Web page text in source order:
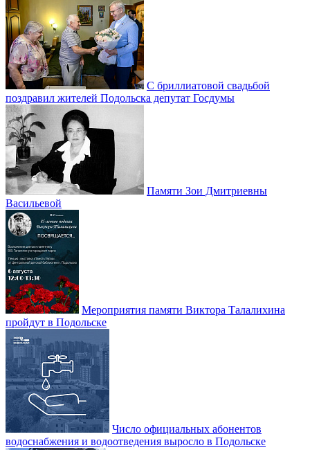
С бриллиатовой свадьбой
поздравил жителей Подольска депутат Госдумы
Памяти Зои Дмитриевны
Васильевой
Мероприятия памяти Виктора Талалихина
пройдут в Подольске
Число официальных абонентов
водоснабжения и водоотведения выросло в Подольске